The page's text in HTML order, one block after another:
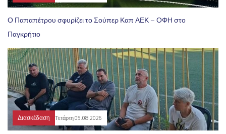
Ο Παπαπέτρου σφυρίζει το Σούπερ Καπ ΑΕΚ – ΟΦΗ στο
Παγκρήτιο
Διασκέδαση Τετάρτη 05.08.2026